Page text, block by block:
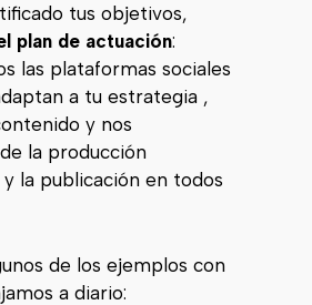
tus objetivos,
plan de actuación:
las plataformas sociales
a tu estrategia ,
y nos
la producción
la publicación en todos
de los ejemplos con
a diario: